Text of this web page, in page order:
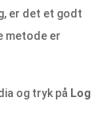
er det et godt
metode er
og tryk på Log